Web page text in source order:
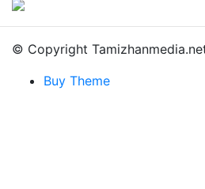
© Copyright
Buy Theme